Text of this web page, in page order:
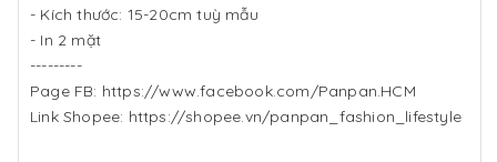
- Kích thước: 15-20cm tuỳ mẫu
- In 2 mặt
---------
Page FB: https://www.facebook.com/Panpan.HCM
Link Shopee: https://shopee.vn/panpan_fashion_lifestyle